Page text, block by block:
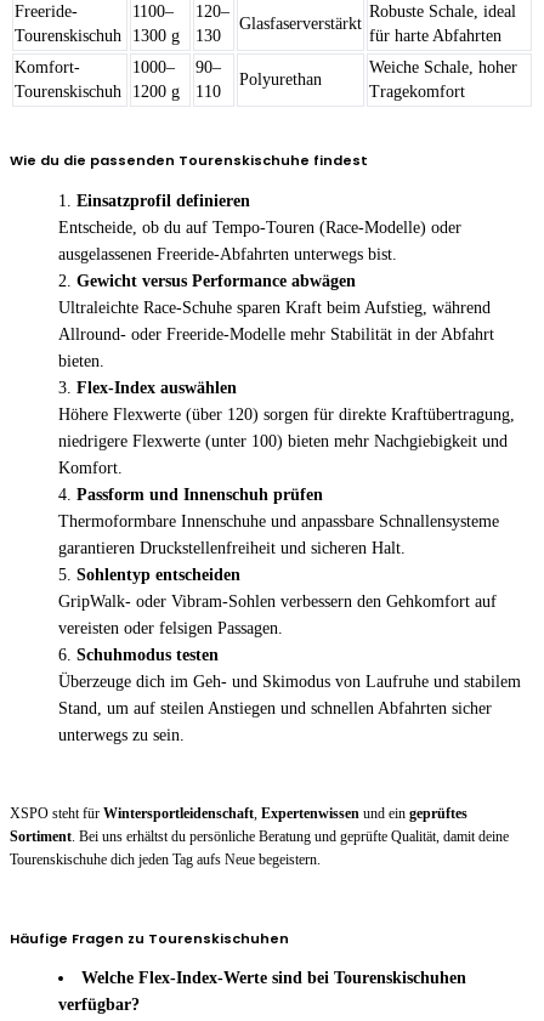
Freeride-
Tourenski­schuh
1100–
1300 g
120–
130
Glasfaserverstärkt
Robuste Schale, ideal
für harte Abfahrten
Komfort-
Tourenski­schuh
1000–
1200 g
90–
110
Polyurethan
Weiche Schale, hoher
Tragekomfort
Wie du die passenden Tourenskischuhe findest
Einsatzprofil definieren
Entscheide, ob du auf Tempo-Touren (Race-Modelle) oder
ausgelassenen Freeride-Abfahrten unterwegs bist.
Gewicht versus Performance abwägen
Ultraleichte Race-Schuhe sparen Kraft beim Aufstieg, während
Allround- oder Freeride-Modelle mehr Stabilität in der Abfahrt
bieten.
Flex-Index auswählen
Höhere Flexwerte (über 120) sorgen für direkte Kraftübertragung,
niedrigere Flexwerte (unter 100) bieten mehr Nachgiebigkeit und
Komfort.
Passform und Innenschuh prüfen
Thermoformbare Innenschuhe und anpassbare Schnallensysteme
garantieren Druckstellenfreiheit und sicheren Halt.
Sohlen­typ entscheiden
GripWalk- oder Vibram-Sohlen verbessern den Gehkomfort auf
vereisten oder felsigen Passagen.
Schuh­modus testen
Überzeuge dich im Geh- und Skimodus von Laufruhe und stabilem
Stand, um auf steilen Anstiegen und schnellen Abfahrten sicher
unterwegs zu sein.
XSPO steht für Wintersport­leidenschaft, Expertenwissen und ein geprüftes
Sortiment. Bei uns erhältst du persönliche Beratung und geprüfte Qualität, damit deine
Tourenskischuhe dich jeden Tag aufs Neue begeistern.
Häufige Fragen zu Tourenskischuhen
Welche Flex-Index-Werte sind bei Tourenskischuhen
verfügbar?